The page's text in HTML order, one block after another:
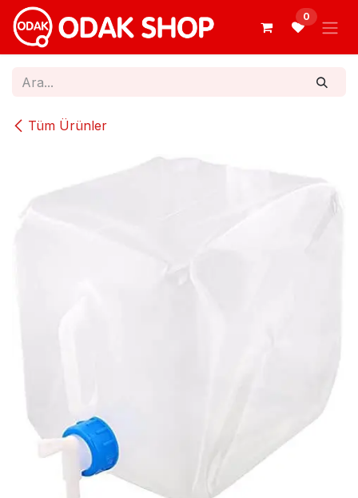
İçereği Atla
0
Tüm Ürünler